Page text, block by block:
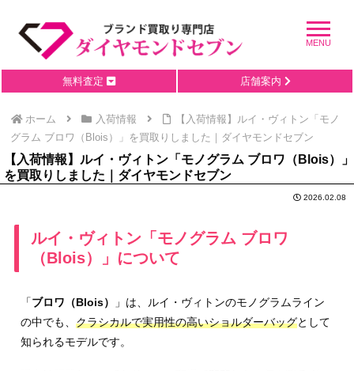
無料査定 店舗案内
ホーム 入荷情報
【入荷情報】ルイ・ヴィトン「モノ
グラム ブロワ（Blois）」を買取りしました｜ダイヤモンドセブン
【入荷情報】ルイ・ヴィトン「モノグラム ブロワ（Blois）」
を買取りしました｜ダイヤモンドセブン
2026.02.08
ルイ・ヴィトン「モノグラム ブロワ
（Blois）」について
「ブロワ（Blois）
」は、ルイ・ヴィトンのモノグラムライン
の中でも、クラシカルで実用性の高いショルダーバッグとして
知られるモデルです。